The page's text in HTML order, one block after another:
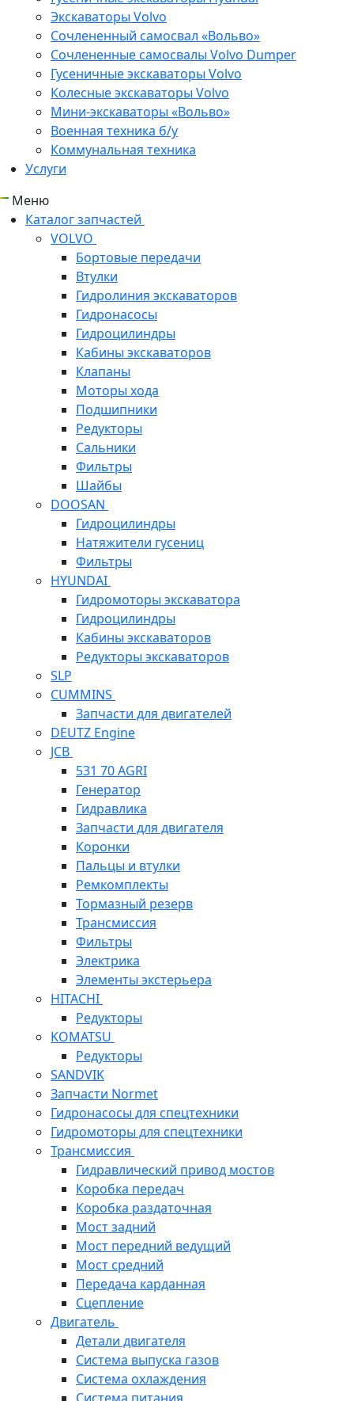
Экскаваторы Volvo
Сочлененный самосвал «Вольво»
Сочлененные самосвалы Volvo Dumper
Гусеничные экскаваторы Volvo
Колесные экскаваторы Volvo
Мини-экскаваторы «Вольво»
Военная техника б/у
Коммунальная техника
Услуги
Меню
Каталог запчастей
VOLVO
Бортовые передачи
Втулки
Гидролиния экскаваторов
Гидронасосы
Гидроцилиндры
Кабины экскаваторов
Клапаны
Моторы хода
Подшипники
Редукторы
Сальники
Фильтры
Шайбы
DOOSAN
Гидроцилиндры
Натяжители гусениц
Фильтры
HYUNDAI
Гидромоторы экскаватора
Гидроцилиндры
Кабины экскаваторов
Редукторы экскаваторов
SLP
CUMMINS
Запчасти для двигателей
DEUTZ Engine
JCB
531 70 AGRI
Генератор
Гидравлика
Запчасти для двигателя
Коронки
Пальцы и втулки
Ремкомплекты
Тормазный резерв
Трансмиссия
Фильтры
Электрика
Элементы экстерьера
HITACHI
Редукторы
KOMATSU
Редукторы
SANDVIK
Запчасти Normet
Гидронасосы для спецтехники
Гидромоторы для спецтехники
Трансмиссия
Гидравлический привод мостов
Коробка передач
Коробка раздаточная
Мост задний
Мост передний ведущий
Мост средний
Передача карданная
Сцепление
Двигатель
Детали двигателя
Система выпуска газов
Система охлаждения